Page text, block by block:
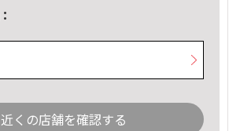
近くの店舗を確認する